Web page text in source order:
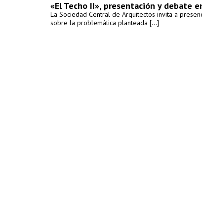
«El Techo II», presentación y debate
La Sociedad Central de Arquitectos invita a
sobre la problemática planteada [...]